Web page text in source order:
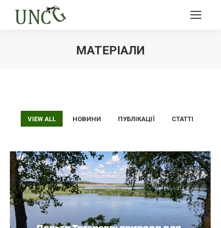
МАТЕРІАЛИ
VIEW ALL НОВИНИ ПУБЛІКАЦІЇ СТАТТІ